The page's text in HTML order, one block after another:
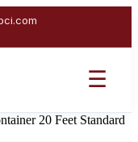
☰
20 Feet Standard